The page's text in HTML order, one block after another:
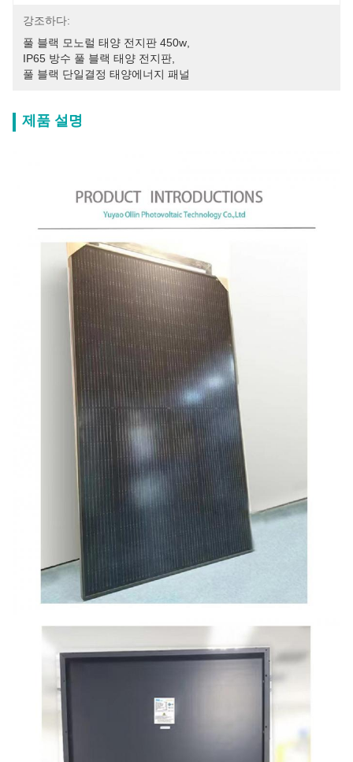
강조하다:
풀 블랙 모노럴 태양 전지판 450w
IP65 방수 풀 블랙 태양 전지판
풀 블랙 단일결정 태양에너지 패널
제품 설명